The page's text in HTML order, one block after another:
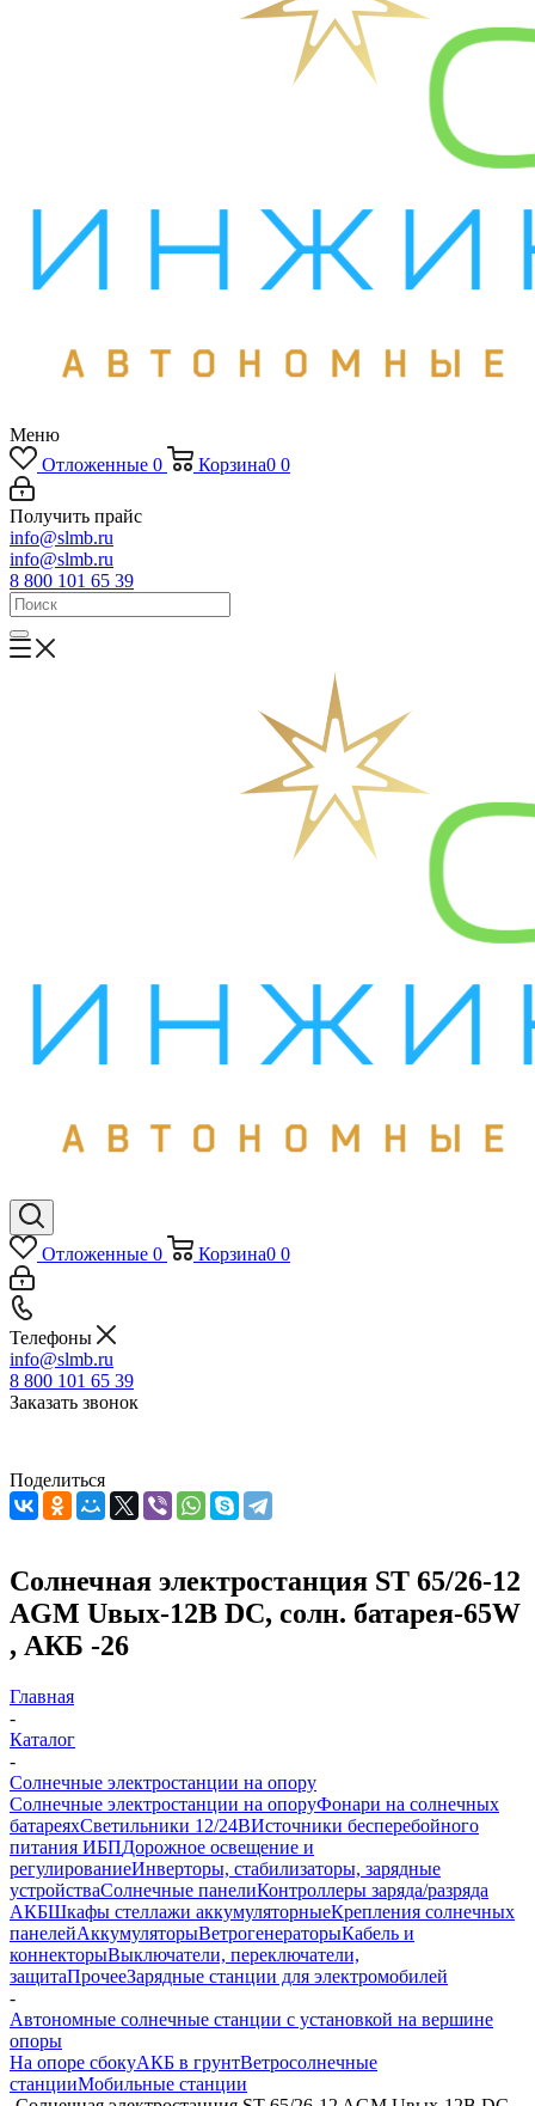
Меню
Отложенные 0 Корзина0 0
Получить прайс
info@slmb.ru
info@slmb.ru
8 800 101 65 39
Отложенные 0 Корзина0 0
Телефоны
info@slmb.ru
8 800 101 65 39
Заказать звонок
Поделиться
Солнечная электростанция ST 65/26-12
AGM Uвых-12В DC, солн. батарея-65W
, АКБ -26
Главная
-
Каталог
-
Солнечные электростанции на опору
Солнечные электростанции на опоруФонари на солнечных
батареяхСветильники 12/24ВИсточники бесперебойного
питания ИБПДорожное освещение и
регулированиеИнверторы, стабилизаторы, зарядные
устройстваСолнечные панелиКонтроллеры заряда/разряда
АКБШкафы стеллажи аккумуляторныеКрепления солнечных
панелейАккумуляторыВетрогенераторыКабель и
коннекторыВыключатели, переключатели,
защитаПрочееЗарядные станции для электромобилей
-
Автономные солнечные станции с установкой на вершине
опоры
На опоре сбокуАКБ в грунтВетросолнечные
станцииМобильные станции